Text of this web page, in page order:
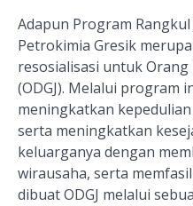
Adapun Program Rangkul
Petrokimia Gresik
resosialisasi untuk Orang
(ODGJ). Melalui program
meningkatkan
serta meningkatkan
keluarganya dengan
wirausaha, serta
dibuat ODGJ melalui